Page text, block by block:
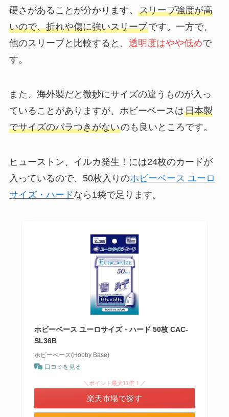
硬さがあることが分かります。 スリーブ強度が高
いので、折れや傷に強いスリーブです。一方で、
他のスリーブと比較すると、 透明度はやや低めで
す。
また、海外製だと微妙にサイズの違うものが入っ
ていることがありますが、ホビーベースは日本製
でサイズのバラつきがないのも良いところです。
ヒューストン、イルカ発生！には24枚のカードが
入っているので、50枚入りのホビーベース ユーロ
サイズ・ハードなら1袋で足ります。
ホビーベース ユーロサイズ・ハード 50枚 CAC-
SL36B
ホビーベース(Hobby Base)
口コミを見る
＼ポイント最大11倍！／
楽天市場で探す